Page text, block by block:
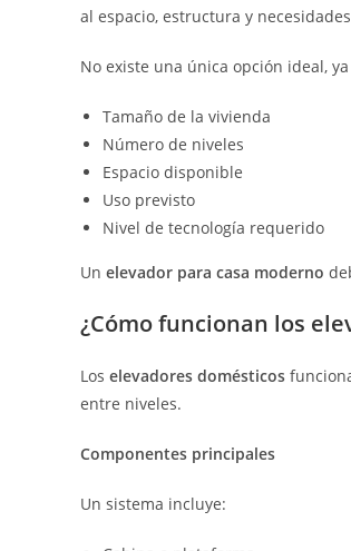
al espacio, estructura y
No existe una única opción ideal,
Tamaño de la vivienda
Número de niveles
Espacio disponible
Uso previsto
Nivel de tecnología requerido
Un elevador para casa moderno
¿Cómo funcionan los
Los elevadores domésticos
entre niveles.
Componentes principales
Un sistema incluye: